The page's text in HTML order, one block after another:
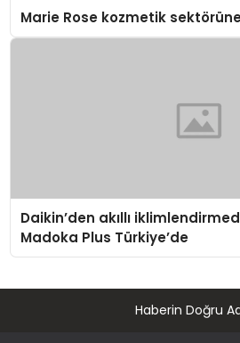
Marie Rose kozmetik
Daikin’den akıllı
Madoka Plus Türkiye’de
Haberin Doğru